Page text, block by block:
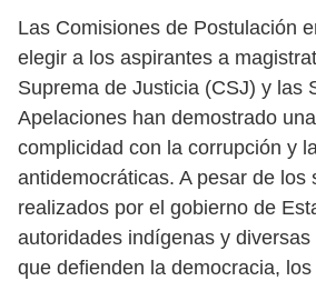
Las Comisiones de Postulación
elegir a los aspirantes a
Suprema de Justicia (CSJ) y las
Apelaciones han demostrado
complicidad con la corrupción y
antidemocráticas. A pesar de los
realizados por el gobierno de
autoridades indígenas y
que defienden la democracia,